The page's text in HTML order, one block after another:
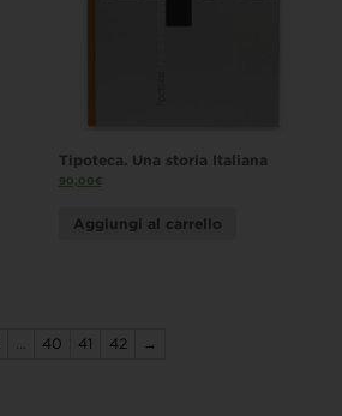
Tipoteca. Una storia Italiana
90,00€
Aggiungi al carrello
40 41 42 →